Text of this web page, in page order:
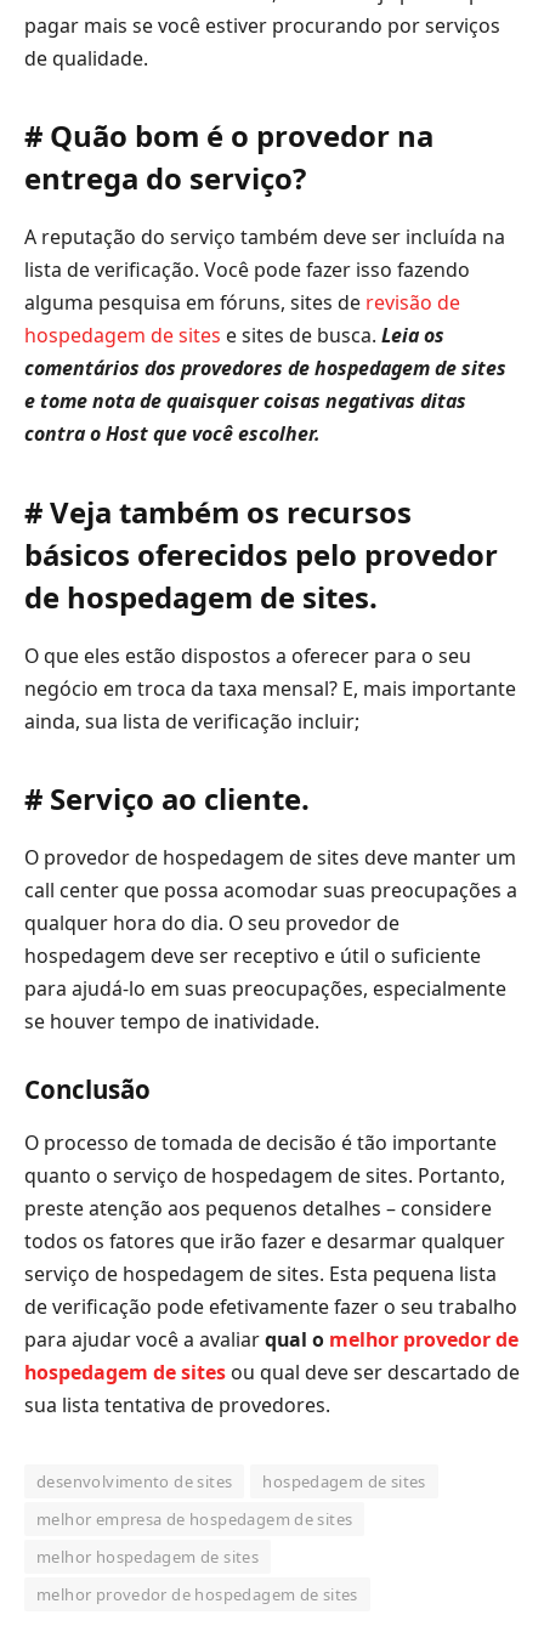
pagar mais se você estiver procurando por serviços
de qualidade.
# Quão bom é o provedor na
entrega do serviço?
A reputação do serviço também deve ser incluída na
lista de verificação. Você pode fazer isso fazendo
alguma pesquisa em fóruns, sites de revisão de
hospedagem de sites e sites de busca. Leia os
comentários dos provedores de hospedagem de sites
e tome nota de quaisquer coisas negativas ditas
contra o Host que você escolher.
# Veja também os recursos
básicos oferecidos pelo provedor
de hospedagem de sites.
O que eles estão dispostos a oferecer para o seu
negócio em troca da taxa mensal? E, mais importante
ainda, sua lista de verificação incluir;
# Serviço ao cliente.
O provedor de hospedagem de sites deve manter um
call center que possa acomodar suas preocupações a
qualquer hora do dia. O seu provedor de
hospedagem deve ser receptivo e útil o suficiente
para ajudá-lo em suas preocupações, especialmente
se houver tempo de inatividade.
Conclusão
O processo de tomada de decisão é tão importante
quanto o serviço de hospedagem de sites. Portanto,
preste atenção aos pequenos detalhes – considere
todos os fatores que irão fazer e desarmar qualquer
serviço de hospedagem de sites. Esta pequena lista
de verificação pode efetivamente fazer o seu trabalho
para ajudar você a avaliarqual o melhor provedor de
hospedagem de sites ou qual deve ser descartado de
sua lista tentativa de provedores.
desenvolvimento de sites
hospedagem de sites
melhor empresa de hospedagem de sites
melhor hospedagem de sites
melhor provedor de hospedagem de sites